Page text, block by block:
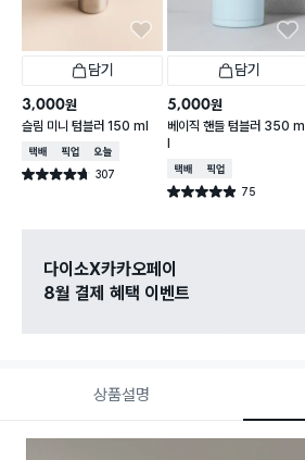
담기
3,000원
슬림 미니 텀블러 150 ml
택배배송매장픽업오늘배송
별점 4.7점 307
건 작성
담기
5,000원
베이직 핸들 텀블러 350 m
l
택배배송매장픽업
별점 4.9점 75
건 작성
관심 있는 신상 입고
무료로 알림 받기
상품설명